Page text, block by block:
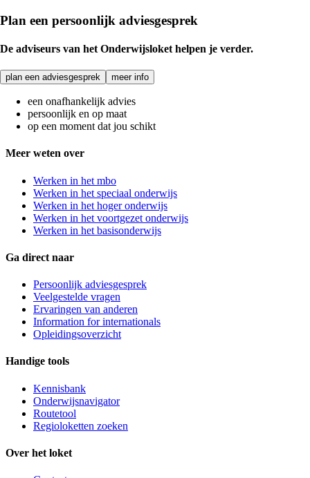
Plan een persoonlijk adviesgesprek
De adviseurs van het Onderwijsloket helpen je verder.
plan een adviesgesprek meer info
een onafhankelijk advies
persoonlijk en op maat
op een moment dat jou schikt
Meer weten over
Werken in het mbo
Werken in het speciaal onderwijs
Werken in het hoger onderwijs
Werken in het voortgezet onderwijs
Werken in het basisonderwijs
Ga direct naar
Persoonlijk adviesgesprek
Veelgestelde vragen
Ervaringen van anderen
Information for internationals
Opleidingsoverzicht
Handige tools
Kennisbank
Onderwijsnavigator
Routetool
Regioloketten zoeken
Over het loket